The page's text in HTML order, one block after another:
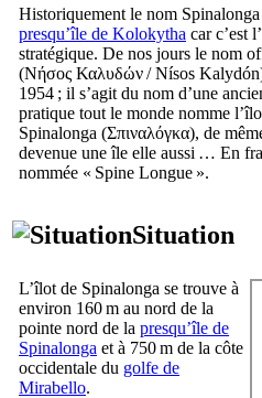
Historiquement le nom Spinalonga
presqu’île de Kolokytha car c’est
stratégique. De nos jours le nom
(Νήσος Καλυδών/Nísos Kalydón
1954 ; il s’agit du nom d’une
pratique tout le monde nomme
Spinalonga (Σπιναλόγκα), de
devenue une île elle aussi … En
nommée « Spine Longue ».
Situation
L’îlot de Spinalonga se trouve à
environ 160 m au nord de la
pointe nord de la presqu’île de
Spinalonga et à 750 m de la côte
occidentale du golfe de
Mirabello.